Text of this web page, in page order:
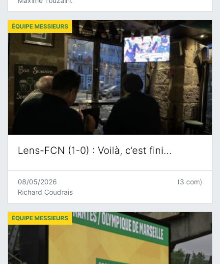
Lens-FCN (1-0) : Voilà, c’est fini…
ÉQUIPE MESSIEURS
08/05/2026
Richard Coudrais
(3 com)
ÉQUIPE MESSIEURS